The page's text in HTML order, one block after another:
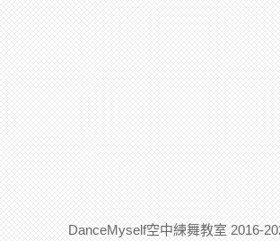
DanceMyself空中練舞教室 2016-